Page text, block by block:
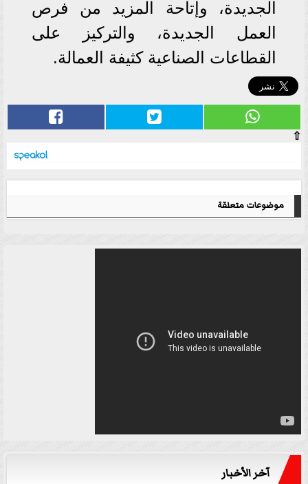
الجديدة، وإتاحة المزيد من فرص
العمل الجديدة، والتركيز على
القطاعات الصناعية كثيفة العمالة.
⇧
موضوعات متعلقة
آخر الأخبار